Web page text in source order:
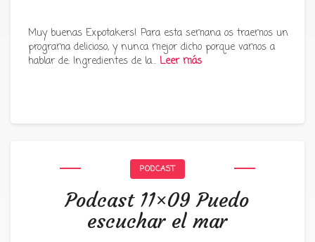
Muy buenas Expotakers! Para esta semana os traemos un
programa delicioso, y nunca mejor dicho porque vamos a
hablar de: Ingredientes de la… Leer más
PODCAST
Podcast 11×09 Puedo
escuchar el mar